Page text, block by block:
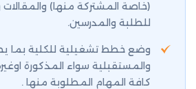
(خاصة المشتركة منها) والمقالات
للطلبة والمدرسين.
وضع خطط تشغيلية للكلية بما
والمستقبلية سواء المذكورة
كافة المهام المطلوبة منها .